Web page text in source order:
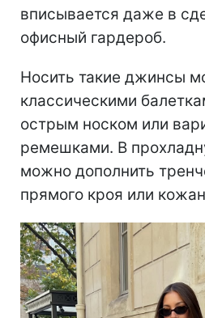
вписывается даже в
офисный гардероб.
Носить такие джинсы
классическими
острым носком или
ремешками. В
можно дополнить
прямого кроя или